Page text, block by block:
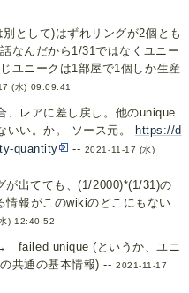
として)はずれリングが2個とも
なんだから1/31ではなくユニー
ユニークは1部屋で1個しか生産
(水) 09:09:41
、レアに差し戻し。他のunique
いい。か。 ソース元。
https://d
quantity
-- 2021-11-17 (水)
が出てても、(1/2000)*(1/31)の
情報がこのwikiのどこにもない
) 12:40:52
unique (というか、ユニ
共通の基本情報) --2021-11-17